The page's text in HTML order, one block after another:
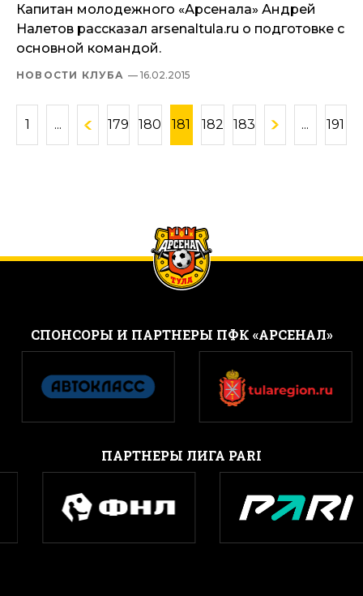
Капитан молодежного «Арсенала» Андрей
Налетов рассказал arsenaltula.ru о подготовке с
основной командой.
НОВОСТИ КЛУБА — 16.02.2015
1 ... 179 180 181 182 183 ... 191
CПОНСОРЫ И ПАРТНЕРЫ ПФК «АРСЕНАЛ»
ПАРТНЕРЫ ЛИГА PARI